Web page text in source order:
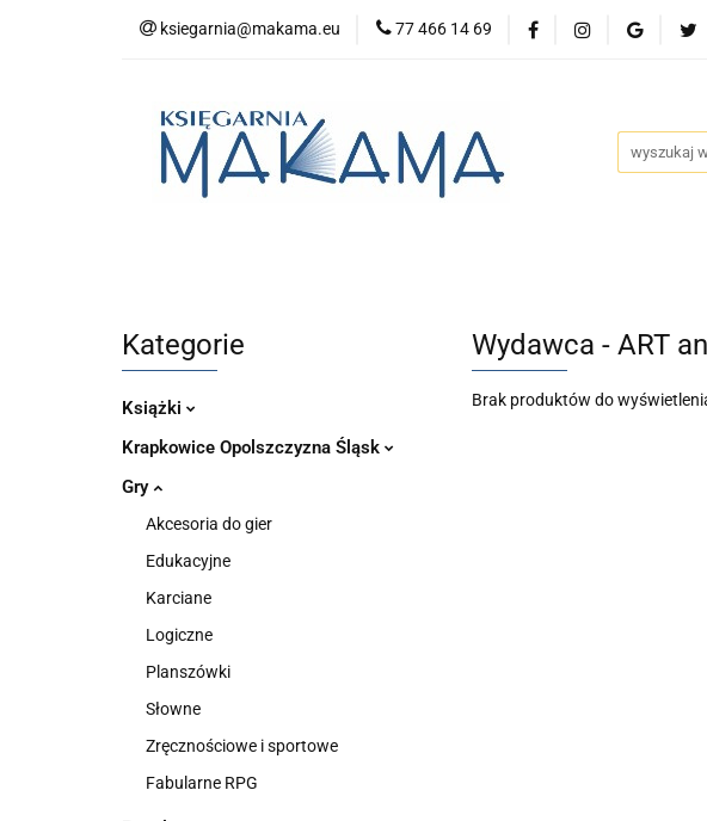
ksiegarnia@makama.eu 77 466 14 69
Kategorie Nowości Bestsellery
Kategorie
Książki
Krapkowice Opolszczyzna Śląsk
Gry
Akcesoria do gier
Edukacyjne
Karciane
Logiczne
Planszówki
Słowne
Zręcznościowe i sportowe
Fabularne RPG
Wydawca - ART
Brak produktów do